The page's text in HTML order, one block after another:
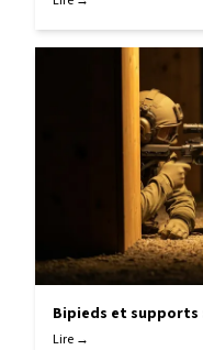
Bipieds et
Lire →